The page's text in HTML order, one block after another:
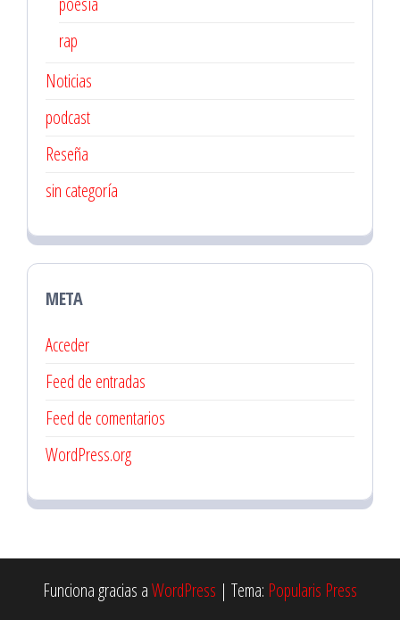
rap
Noticias
podcast
Reseña
sin categoría
META
Acceder
Feed de entradas
Feed de comentarios
WordPress.org
Funciona gracias aWordPress | Tema: Popularis Press